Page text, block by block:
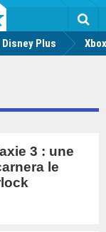
Disney Plus
3 : une
le